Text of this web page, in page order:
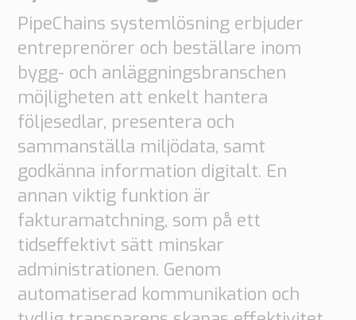
PipeChains systemlösning erbjuder
entreprenörer och beställare inom
bygg- och anläggningsbranschen
möjligheten att enkelt hantera
följesedlar, presentera och
sammanställa miljödata, samt
godkänna information digitalt. En
annan viktig funktion är
fakturamatchning, som på ett
tidseffektivt sätt minskar
administrationen. Genom
automatiserad kommunikation och